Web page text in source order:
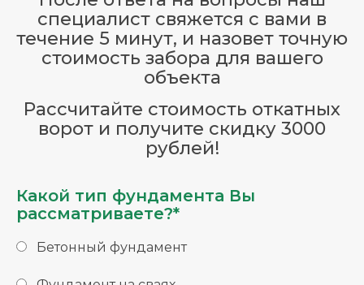
специалист свяжется с вами в
течение 5 минут, и назовет точную
стоимость забора для вашего
объекта
Рассчитайте стоимость откатных
ворот и получите скидку 3000
рублей!
Какой тип фундамента Вы
рассматриваете?*
Бетонный фундамент